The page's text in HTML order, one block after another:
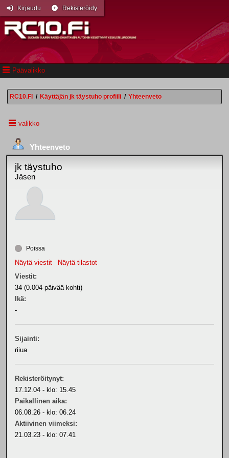
Päävalikko
Kirjaudu Rekisteröidy
RC10.FI / Käyttäjän jk täystuho profiili / Yhteenveto
valikko
Yhteenveto
jk täystuho
Jäsen
Poissa
Näytä viestit
Näytä tilastot
Viestit:
34 (0.004 päivää kohti)
Ikä:
-
Sijainti:
riiua
Rekisteröitynyt:
17.12.04 - klo: 15.45
Paikallinen aika:
06.08.26 - klo: 06.24
Aktiivinen viimeksi:
21.03.23 - klo: 07.41